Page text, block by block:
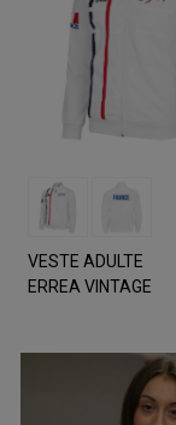
VESTE ADULTE
ERREA VINTAGE